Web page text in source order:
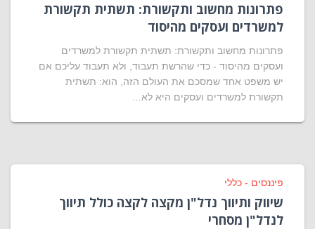
פתרונות מחשוב ותקשורת: תשתית תקשורת
למשרדים ועסקים מהיסוד
פתרונות מחשוב ותקשורת: תשתית תקשורת למשרדים
ועסקים מהיסוד - כדי שהרשת תעבוד, ולא תעבוד עליכם אם
יש משפט אחד שמסכם את העולם הזה, הוא: תשתית
תקשורת למשרדים ועסקים היא לא…
פיננסים - כללי
שיווק ותיווך נדל"ן מקצה לקצה כולל תיווך
לנדל"ן מסחרי